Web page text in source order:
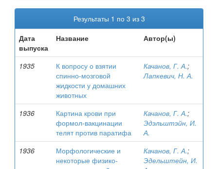
Результаты 1 по 3 из 3
Дата
выпуска
Название Автор(ы)
1935
К вопросу о взятии
спинно-мозговой
жидкости у домашних
животных
Качанов, Г. А.;
Лапкевич, Н. А.
1936
Картина крови при
формол-вакцинации
телят против паратифа
Качанов, Г. А.;
Эдэльштэйн, И.
А.
1936
Морфологические и
некоторые физико-
Качанов, Г. А.;
Эдельштейн, И.